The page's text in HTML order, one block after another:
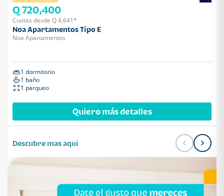
Q 720,400
Cuotas desde Q 4,641*
Noa Apartamentos Tipo E
Noa Apartamentos
1 dormitorio
1 baño
1 parqueo
Quiero más detalles
Descubre mas aqui